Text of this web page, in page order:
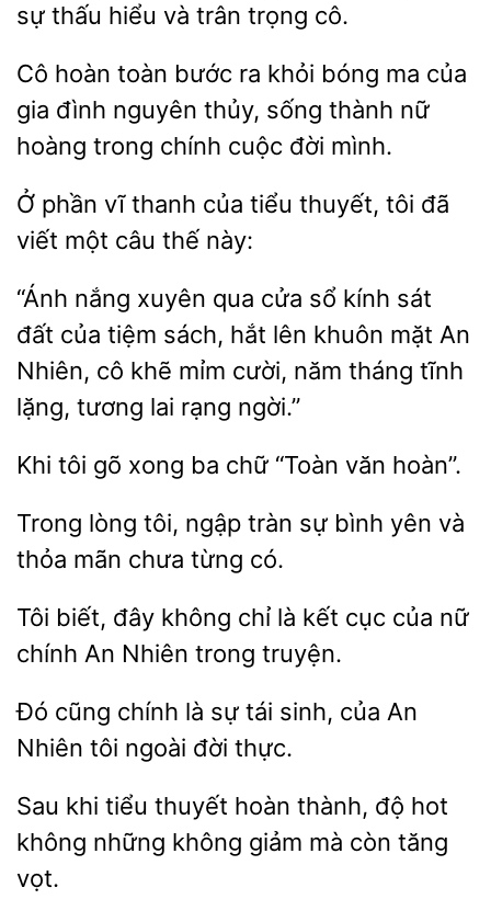
sự
và trân trọng cô.
Cô toàn ra khỏi bóng
của
gia đình nguyên thủy, sống thành nữ
hoàng trong chính cuộc đời mình.
Ở
vĩ thanh của tiểu thuyết, tôi đã
viết một
này:
“Ánh nắng xuyên qua cửa
kính sát
đất của
sách, hắt lên khuôn mặt An
Nhiên, cô khẽ mỉm cười, năm tháng tĩnh
lặng, tương lai
ngời.”
tôi gõ ba chữ “Toàn văn
lòng tôi, ngập
sự bình yên và
thỏa mãn chưa
có.
Tôi biết, đây chỉ là cục
nữ
chính An Nhiên trong truyện.
Đó cũng chính là sự
sinh, của
Nhiên
ngoài đời thực.
Sau tiểu thuyết hoàn
độ hot
những không giảm mà còn tăng
vọt.